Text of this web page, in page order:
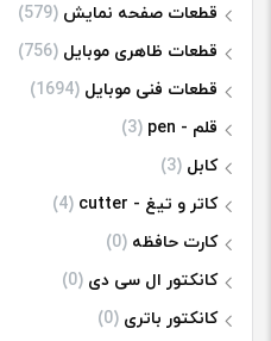
قطعات صفحه نمایش (579)
قطعات ظاهری موبایل (756)
قطعات فنی موبایل (1694)
قلم - pen
(3)
کابل (3)
کاتر و تیغ - cutter
(4)
کارت حافظه (0)
کانکتور ال سی دی (0)
کانکتور باتری (0)